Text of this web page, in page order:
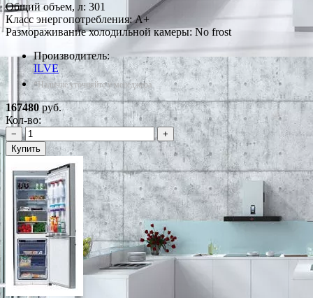
Общий объем, л: 301
Класс энергопотребления: A+
Размораживание холодильной камеры: No frost
Производитель:
ILVE
*Наличие уточняйте у менеджера
167480руб.
Кол-во:
−
+
Купить